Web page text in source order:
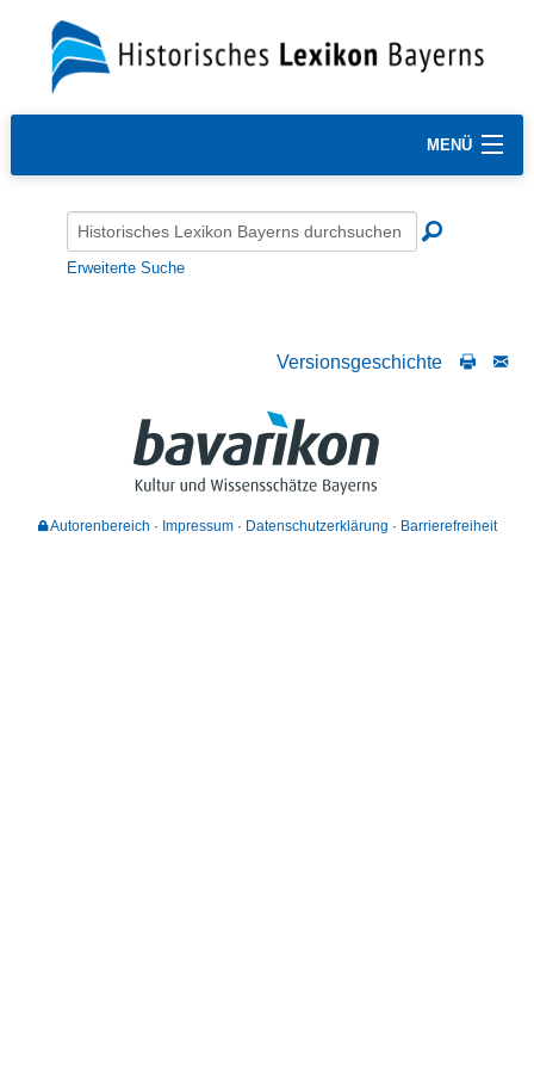
MENÜ
Erweiterte Suche
Versionsgeschichte
Autorenbereich Impressum Datenschutzerklärung Barrierefreiheit